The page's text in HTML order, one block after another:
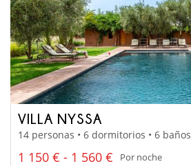
VILLA NYSSA
14 personas • 6 dormitorios • 6 baños
1 150 € - 1 560 €
Por noche